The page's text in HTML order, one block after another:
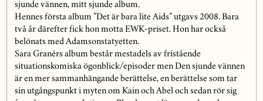
sjunde vännen, mitt sjunde album.
Hennes första album ”Det är bara lite Aids” utgavs 2008. Bara
två år därefter fick hon motta EWK-priset. Hon har också
belönats med Adamsonstatyetten.
Sara Granérs album består mestadels av fristående
situationskomiska ögonblick/episoder men Den sjunde vännen
är en mer sammanhängande berättelse, en berättelse som tar
sin utgångspunkt i myten om Kain och Abel och sedan rör sig